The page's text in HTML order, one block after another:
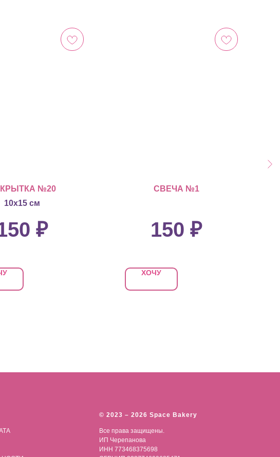
№20
10х15 см
₽
СВЕЧА №1
150 ₽
ХОЧУ
© 2023 – 2026 Space Bakery
Все права защищены.
ИП Черепанова
ИНН 773468375698